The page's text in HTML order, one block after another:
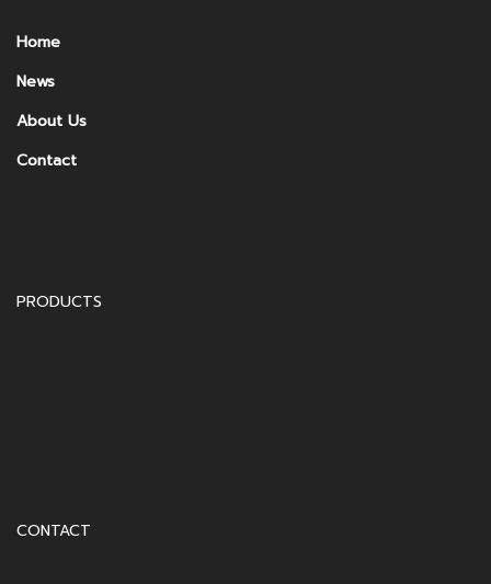
Home
News
About Us
Contact
PRODUCTS
CONTACT